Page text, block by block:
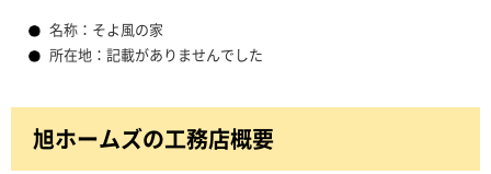
名称：そよ風の家
所在地：記載がありませんでした
旭ホームズの工務店概要